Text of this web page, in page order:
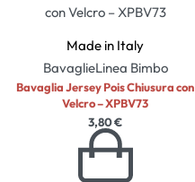
Made in Italy
BavaglieLinea Bimbo
Bavaglia Jersey Pois Chiusura con
Velcro – XPBV73
3,80€